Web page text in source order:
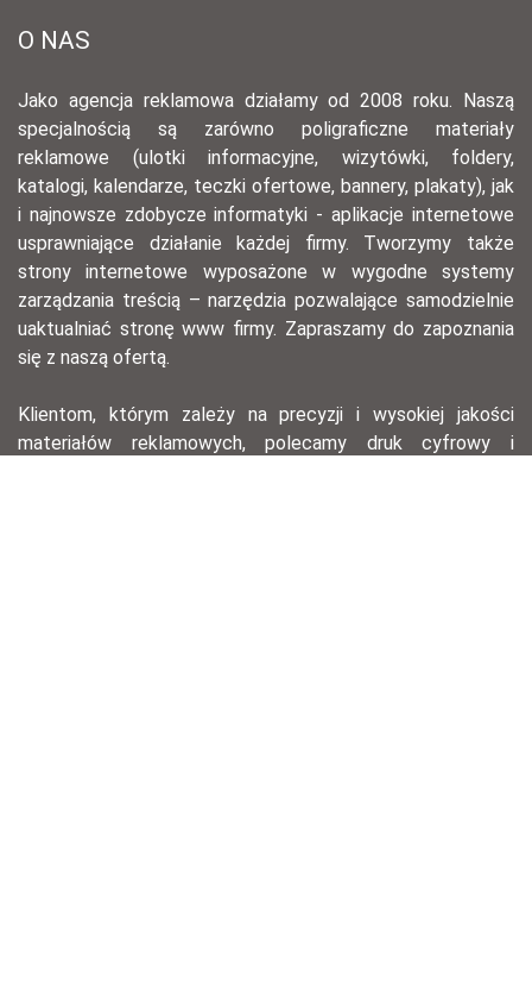
O NAS
Jako agencja reklamowa działamy od 2008 roku. Naszą
specjalnością są zarówno poligraficzne materiały
reklamowe (ulotki informacyjne, wizytówki, foldery,
katalogi, kalendarze, teczki ofertowe, bannery, plakaty), jak
i najnowsze zdobycze informatyki - aplikacje internetowe
usprawniające działanie każdej firmy. Tworzymy także
strony internetowe wyposażone w wygodne systemy
zarządzania treścią – narzędzia pozwalające samodzielnie
uaktualniać stronę www firmy. Zapraszamy do zapoznania
się z naszą ofertą.
Klientom, którym zależy na precyzji i wysokiej jakości
materiałów reklamowych, polecamy druk cyfrowy i